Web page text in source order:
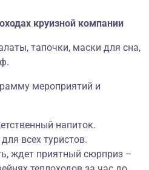
круизной компании
тапочки, маски для сна,
мероприятий и
напиток.
всех туристов.
ждет приятный сюрприз –